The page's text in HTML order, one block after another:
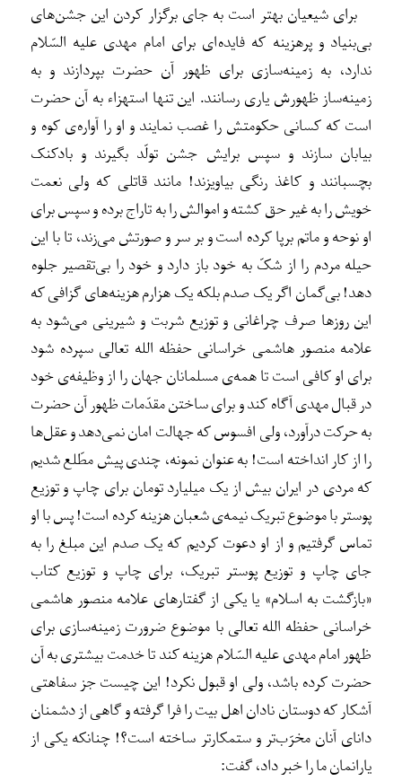
برای شیعیان بهتر است به جای برگزار کردن این جشن‌های
بی‌بنیاد و پرهزینه که فایده‌ای برای امام مهدی علیه السّلام
ندارد، به زمینه‌سازی برای ظهور آن حضرت بپردازند و به
زمینه‌ساز ظهورش یاری رسانند. این تنها استهزاء به آن حضرت
است که کسانی حکومتش را غصب نمایند و او را آواره‌‌ی کوه و
بیابان سازند و سپس برایش جشن تولّد بگیرند و بادکنک
بچسبانند و کاغذ رنگی بیاویزند! مانند قاتلی که ولی نعمت
خویش را به غیر حق کشته و اموالش را به تاراج برده و سپس برای
او نوحه و ماتم برپا کرده است و بر سر و صورتش می‌زند، تا با این
حیله مردم را از شکّ به خود باز دارد و خود را بی‌تقصیر جلوه
دهد! بی‌گمان اگر یک صدم بلکه یک هزارم هزینه‌های گزافی که
این روزها صرف چراغانی و توزیع شربت و شیرینی می‌شود به
علامه منصور هاشمی خراسانی حفظه الله تعالی سپرده شود
برای او کافی است تا همه‌ی مسلمانان جهان را از وظیفه‌ی خود
در قبال مهدی آگاه کند و برای ساختن مقدّمات ظهور آن حضرت
به حرکت درآورد، ولی افسوس که جهالت امان نمی‌دهد و عقل‌ها
را از کار انداخته است! به عنوان نمونه، چندی پیش مطّلع شدیم
که مردی در ایران بیش از یک میلیارد تومان برای چاپ و توزیع
پوستر با موضوع تبریک نیمه‌ی شعبان هزینه کرده است! پس با او
تماس گرفتیم و از او دعوت کردیم که یک صدم این مبلغ را به
جای چاپ و توزیع پوستر تبریک، برای چاپ و توزیع کتاب
«بازگشت به اسلام» یا یکی از گفتارهای علامه منصور هاشمی
خراسانی حفظه الله تعالی با موضوع ضرورت زمینه‌سازی برای
ظهور امام مهدی علیه السّلام هزینه کند تا خدمت بیشتری به آن
حضرت کرده باشد، ولی او قبول نکرد! این چیست جز سفاهتی
آشکار که دوستان نادان اهل بیت را فرا گرفته و گاهی از دشمنان
دانای آنان مخرّب‌تر و ستمکارتر ساخته است؟! چنانکه یکی از
یارانمان ما را خبر داد، گفت: